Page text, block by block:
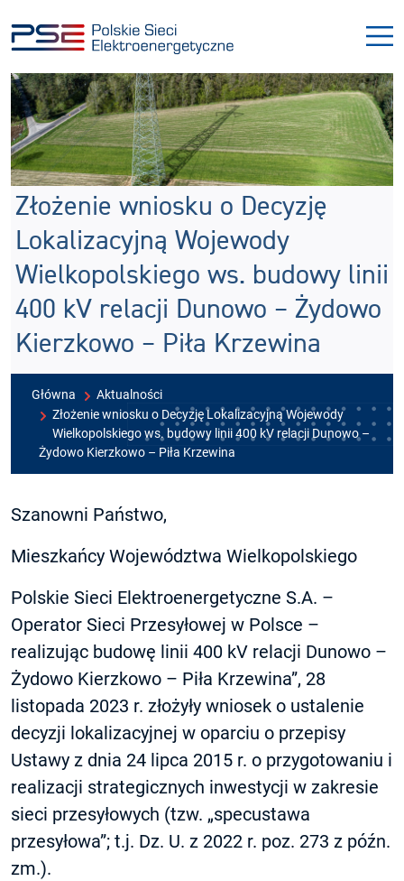
do
menu
do
treści
Złożenie wniosku o Decyzję
Lokalizacyjną Wojewody
Wielkopolskiego ws. budowy linii
400 kV relacji Dunowo – Żydowo
Kierzkowo – Piła Krzewina
Główna
Aktualności
Złożenie wniosku o Decyzję Lokalizacyjną Wojewody
Wielkopolskiego ws. budowy linii 400 kV relacji Dunowo –
Żydowo Kierzkowo – Piła Krzewina
Szanowni Państwo,
Mieszkańcy Województwa Wielkopolskiego
Polskie Sieci Elektroenergetyczne S.A. –
Operator Sieci Przesyłowej w Polsce –
realizując budowę linii 400 kV relacji Dunowo –
Żydowo Kierzkowo – Piła Krzewina”, 28
listopada 2023 r. złożyły wniosek o ustalenie
decyzji lokalizacyjnej w oparciu o przepisy
Ustawy z dnia 24 lipca 2015 r. o przygotowaniu i
realizacji strategicznych inwestycji w zakresie
sieci przesyłowych (tzw. „specustawa
przesyłowa”; t.j. Dz. U. z 2022 r. poz. 273 z późn.
zm.).